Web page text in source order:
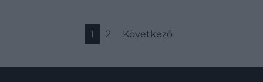
1 2 Következő